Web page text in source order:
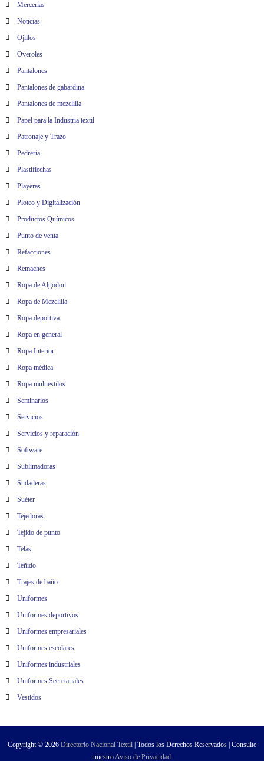
Mercerías
Noticias
Ojillos
Overoles
Pantalones
Pantalones de gabardina
Pantalones de mezclilla
Papel para la Industria textil
Patronaje y Trazo
Pedrería
Plastiflechas
Playeras
Ploteo y Digitalización
Productos Químicos
Punto de venta
Refacciones
Remaches
Ropa de Algodon
Ropa de Mezclilla
Ropa deportiva
Ropa en general
Ropa Interior
Ropa médica
Ropa multiestilos
Seminarios
Servicios
Servicios y reparaciòn
Software
Sublimadoras
Sudaderas
Suéter
Tejedoras
Tejido de punto
Telas
Teñido
Trajes de baño
Uniformes
Uniformes deportivos
Uniformes empresariales
Uniformes escolares
Uniformes industriales
Uniformes Secretariales
Vestidos
Copyright © 2026 Directorio Nacional Textil | Todos los Derechos Reservados | Consulte
nuestroAviso de Privacidad